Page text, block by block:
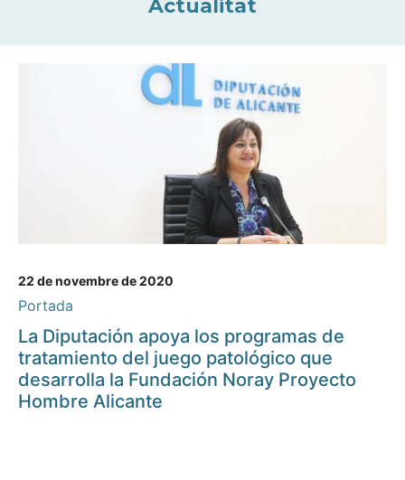
Actualitat
22 de novembre de 2020
Portada
La Diputación apoya los programas de
tratamiento del juego patológico que
desarrolla la Fundación Noray Proyecto
Hombre Alicante